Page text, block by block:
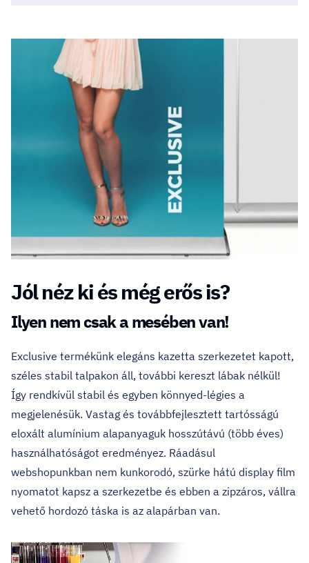
Jól néz ki és még erős is?
Ilyen nem csak a mesében van!
Exclusive termékünk elegáns kazetta szerkezetet kapott,
széles stabil talpakon áll, további kereszt lábak nélkül!
Így rendkívül stabil és egyben könnyed-légies a
megjelenésük. Vastag és továbbfejlesztett tartósságú
eloxált alumínium alapanyaguk hosszútávú (több éves)
használhatóságot eredményez. Ráadásul
webshopunkban nem kunkorodó, szürke hátú display film
nyomatot kapsz a szerkezetbe és ebben a zipzáros, vállra
vehető hordozó táska is az alapárban van.